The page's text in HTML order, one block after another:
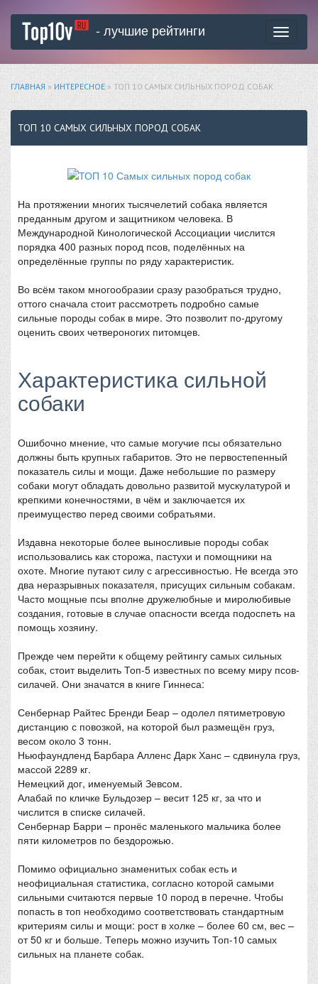
Toggle
- лучшие рейтинги
ГЛАВНАЯ »ИНТЕРЕСНОЕ» ТОП 10 САМЫХ СИЛЬНЫХ ПОРОД СОБАК
ТОП 10 САМЫХ СИЛЬНЫХ ПОРОД СОБАК
На протяжении многих тысячелетий собака является
преданным другом и защитником человека. В
Международной Кинологической Ассоциации числится
порядка 400 разных пород псов, поделённых на
определённые группы по ряду характеристик.
Во всём таком многообразии сразу разобраться трудно,
оттого сначала стоит рассмотреть подробно самые
сильные породы собак в мире. Это позволит по-другому
оценить своих четвероногих питомцев.
Характеристика сильной
собаки
Ошибочно мнение, что самые могучие псы обязательно
должны быть крупных габаритов. Это не первостепенный
показатель силы и мощи. Даже небольшие по размеру
собаки могут обладать довольно развитой мускулатурой и
крепкими конечностями, в чём и заключается их
преимущество перед своими собратьями.
Издавна некоторые более выносливые породы собак
использовались как сторожа, пастухи и помощники на
охоте. Многие путают силу с агрессивностью. Не всегда это
два неразрывных показателя, присущих сильным собакам.
Часто мощные псы вполне дружелюбные и миролюбивые
создания, готовые в случае опасности всегда подоспеть на
помощь хозяину.
Прежде чем перейти к общему рейтингу самых сильных
собак, стоит выделить Топ-5 известных по всему миру псов-
силачей. Они значатся в книге Гиннеса:
Сенбернар Райтес Бренди Беар – одолел пятиметровую
дистанцию с повозкой, на которой был размещён груз,
весом около 3 тонн.
Ньюфаундленд Барбара Алленс Дарк Ханс – сдвинула груз,
массой 2289 кг.
Немецкий дог, именуемый Зевсом.
Алабай по кличке Бульдозер – весит 125 кг, за что и
числится в списке силачей.
Сенбернар Барри – пронёс маленького мальчика более
пяти километров по бездорожью.
Помимо официально знаменитых собак есть и
неофициальная статистика, согласно которой самыми
сильными считаются первые 10 пород в перечне. Чтобы
попасть в топ необходимо соответствовать стандартным
критериям силы и мощи: рост в холке – более 60 см, вес –
от 50 кг и больше. Теперь можно изучить Топ-10 самых
сильных на планете собак.